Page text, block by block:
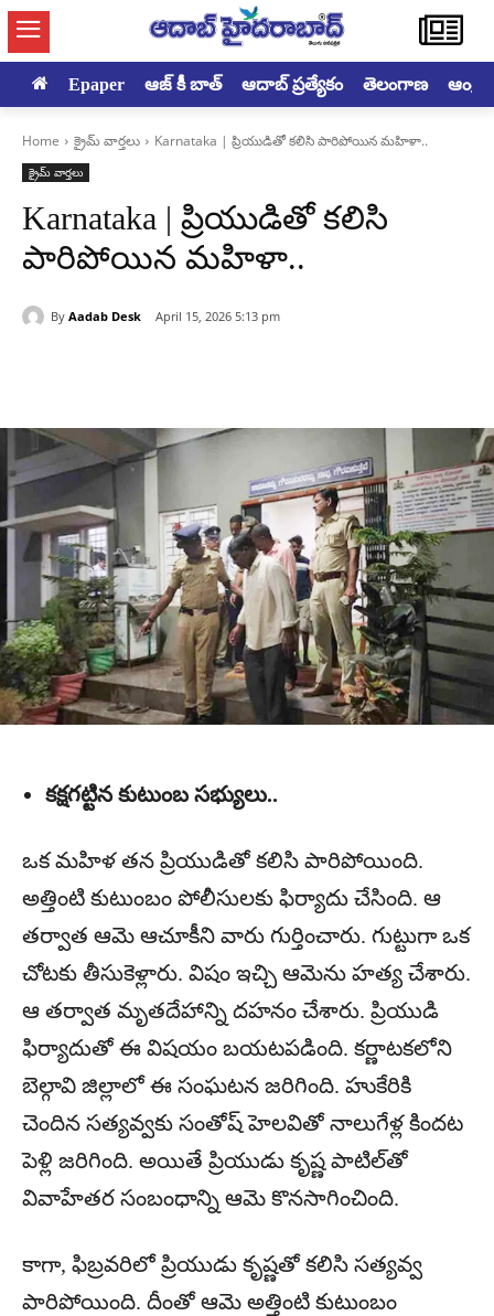
Epaper ఆజ్ కీ బాత్ ఆదాబ్ ప్రత్యేకం తెలంగాణ
Home క్రైమ్ వార్తలు Karnataka | ప్రియుడితో కలిసి పారిపోయిన మహిళా..
క్రైమ్ వార్తలు
Karnataka | ప్రియుడితో కలిసి
పారిపోయిన మహిళా..
By Aadab Desk April 15, 2026 5:13 pm
కక్షగట్టిన కుటుంబ సభ్యులు..
ఒక మహిళ తన ప్రియుడితో కలిసి పారిపోయింది.
అత్తింటి కుటుంబం పోలీసులకు ఫిర్యాదు చేసింది. ఆ
తర్వాత ఆమె ఆచూకీని వారు గుర్తించారు. గుట్టుగా ఒక
చోటకు తీసుకెళ్లారు. విషం ఇచ్చి ఆమెను హత్య చేశారు.
ఆ తర్వాత మృతదేహాన్ని దహనం చేశారు. ప్రియుడి
ఫిర్యాదుతో ఈ విషయం బయటపడింది. కర్ణాటకలోని
బెల్గావి జిల్లాలో ఈ సంఘటన జరిగింది. హుకేరికి
చెందిన సత్యవ్వకు సంతోష్ హెలవితో నాలుగేళ్ల కిందట
పెళ్లి జరిగింది. అయితే ప్రియుడు కృష్ణ పాటిల్‌తో
వివాహేతర సంబంధాన్ని ఆమె కొనసాగించింది.
కాగా, ఫిబ్రవరిలో ప్రియుడు కృష్ణతో కలిసి సత్యవ్వ
పారిపోయింది. దీంతో ఆమె అత్తింటి కుటుంబం